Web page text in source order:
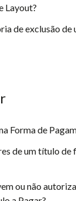
Layout?
de exclusão de
Forma de
de um título de
ou não